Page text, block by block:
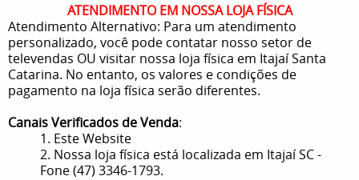
ATENDIMENTO EM NOSSA LOJA FÍSICA
Atendimento Alternativo: Para um atendimento
personalizado, você pode contatar nosso setor de
televendas OU visitar nossa loja física em Itajaí Santa
Catarina. No entanto, os valores e condições de
pagamento na loja física serão diferentes.
Canais Verificados de Venda:
1. Este Website
2. Nossa loja física está localizada em Itajaí SC -
Fone (47) 3346-1793.